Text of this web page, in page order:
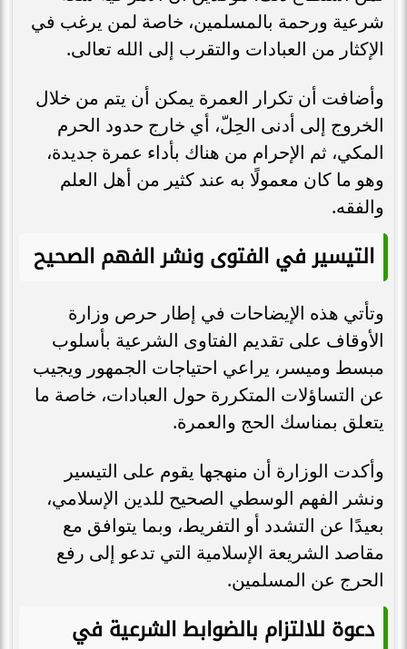
شرعية ورحمة بالمسلمين، خاصة لمن يرغب في
الإكثار من العبادات والتقرب إلى الله تعالى.
وأضافت أن تكرار العمرة يمكن أن يتم من خلال
الخروج إلى أدنى الحِلّ، أي خارج حدود الحرم
المكي، ثم الإحرام من هناك بأداء عمرة جديدة،
وهو ما كان معمولًا به عند كثير من أهل العلم
والفقه.
التيسير في الفتوى ونشر الفهم الصحيح
وتأتي هذه الإيضاحات في إطار حرص وزارة
الأوقاف على تقديم الفتاوى الشرعية بأسلوب
مبسط وميسر، يراعي احتياجات الجمهور ويجيب
عن التساؤلات المتكررة حول العبادات، خاصة ما
يتعلق بمناسك الحج والعمرة.
وأكدت الوزارة أن منهجها يقوم على التيسير
ونشر الفهم الوسطي الصحيح للدين الإسلامي،
بعيدًا عن التشدد أو التفريط، وبما يتوافق مع
مقاصد الشريعة الإسلامية التي تدعو إلى رفع
الحرج عن المسلمين.
دعوة للالتزام بالضوابط الشرعية في